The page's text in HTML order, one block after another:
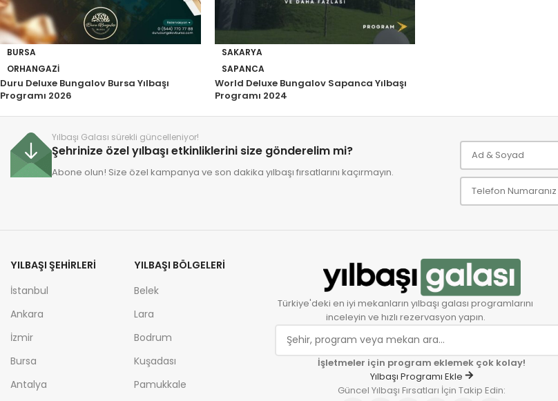
BURSA
ORHANGAZI
Duru Deluxe Bungalov Bursa Yılbaşı
Programı 2026
SAKARYA
SAPANCA
World Deluxe Bungalov Sapanca Yılbaşı
Programı 2024
Yılbaşı Galası sürekli güncelleniyor!
Şehrinize özel yılbaşı etkinliklerini size gönderelim mi?
Abone olun! Size özel kampanya ve son dakika yılbaşı fırsatlarını kaçırmayın.
YILBAŞI ŞEHIRLERI
İstanbul
Ankara
İzmir
Bursa
Antalya
YILBAŞI BÖLGELERI
Belek
Lara
Bodrum
Kuşadası
Pamukkale
Türkiye'deki en iyi mekanların yılbaşı galası programlarını
inceleyin ve hızlı rezervasyon yapın.
İşletmeler için program eklemek çok kolay!
Yılbaşı Programı Ekle
Güncel Yılbaşı Fırsatları İçin Takip Edin: